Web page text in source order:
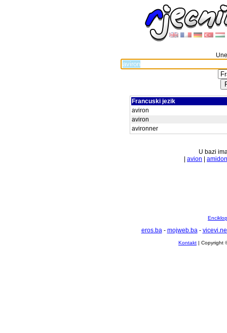
Francuski jezik
aviron
aviron
avironner
U bazi
avion amidon
eros.ba- mojweb.ba-
Kontakt | Copyright